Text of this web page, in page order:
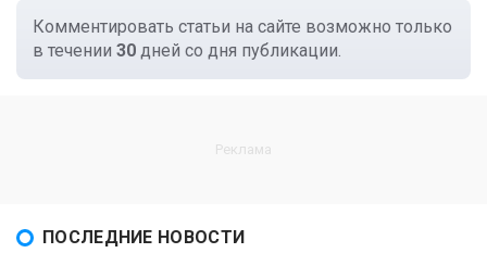
Комментировать статьи на сайте возможно только
в течении 30 дней со дня публикации.
ПОСЛЕДНИЕ НОВОСТИ